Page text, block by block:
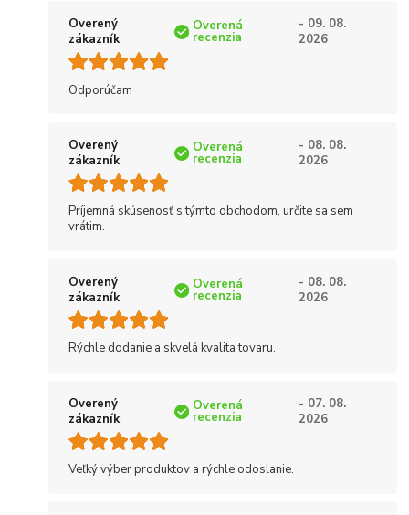
Overený
zákazník
Overená
recenzia
- 09. 08.
2026
Odporúčam
Overený
zákazník
Overená
recenzia
- 08. 08.
2026
Príjemná skúsenosť s týmto obchodom, určite sa sem
vrátim.
Overený
zákazník
Overená
recenzia
- 08. 08.
2026
Rýchle dodanie a skvelá kvalita tovaru.
Overený
zákazník
Overená
recenzia
- 07. 08.
2026
Veľký výber produktov a rýchle odoslanie.